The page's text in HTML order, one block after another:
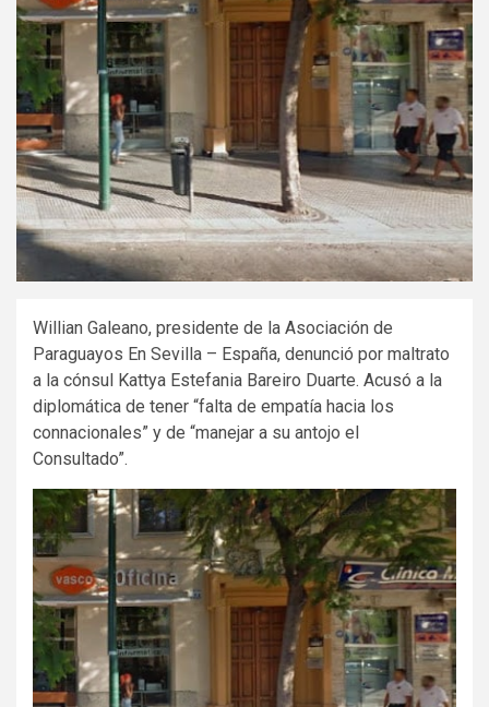
Willian Galeano, presidente de la Asociación de
Paraguayos En Sevilla – España, denunció por maltrato
a la cónsul Kattya Estefania Bareiro Duarte. Acusó a la
diplomática de tener “falta de empatía hacia los
connacionales” y de “manejar a su antojo el
Consultado”.